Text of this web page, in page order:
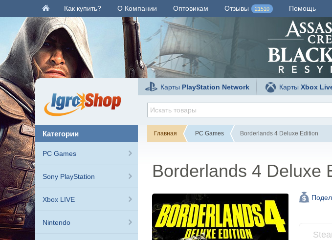
Как купить? О Компании Оптовикам Отзывы 21510 Помощь
Карты PlayStation Network КартыXbox
категории
PC Games
Sony PlayStation
Xbox LIVE
Nintendo
Главная PC Games Borderlands 4 Deluxe Edition
Borderlands 4 Deluxe